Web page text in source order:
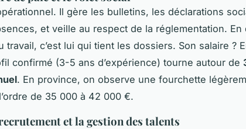
Il gère les bulletins, les déclarations
et veille au respect de la réglementation. En
travail, c’est lui qui tient les dossiers. Son salaire ?
confirmé (3-5 ans d’expérience) tourne autour de
. En province, on observe une fourchette
de 35 000 à 42 000 €.
et la gestion des talents